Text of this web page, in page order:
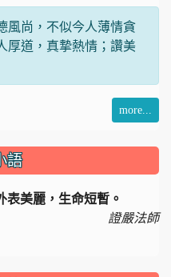
風尚，不似今人薄情貪
厚道，真摯熱情；讚美
more...
語
美麗，生命短暫。
證嚴法師